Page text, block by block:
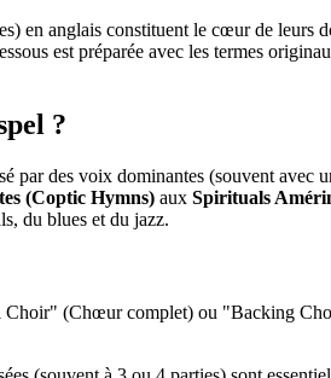
en anglais constituent le cœur de leurs
est préparée avec les termes
?
par des voix dominantes (souvent
(Coptic Hymns) aux Spirituals
du blues et du jazz.
(Chœur complet) ou "Backing